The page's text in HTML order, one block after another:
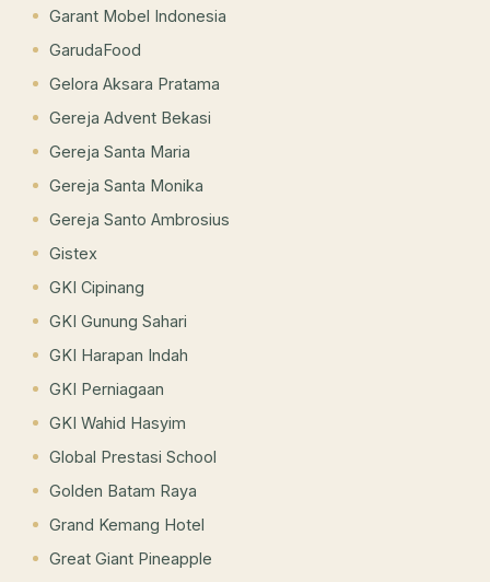
Garant Mobel Indonesia
GarudaFood
Gelora Aksara Pratama
Gereja Advent Bekasi
Gereja Santa Maria
Gereja Santa Monika
Gereja Santo Ambrosius
Gistex
GKI Cipinang
GKI Gunung Sahari
GKI Harapan Indah
GKI Perniagaan
GKI Wahid Hasyim
Global Prestasi School
Golden Batam Raya
Grand Kemang Hotel
Great Giant Pineapple